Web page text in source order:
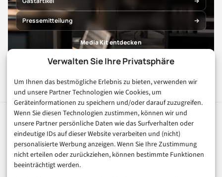
Verwalten Sie Ihre Privatsphäre
Um Ihnen das bestmögliche Erlebnis zu bieten, verwenden wir
und unsere Partner Technologien wie Cookies, um
Geräteinformationen zu speichern und/oder darauf zuzugreifen.
Wenn Sie diesen Technologien zustimmen, können wir und
unsere Partner persönliche Daten wie das Surfverhalten oder
eindeutige IDs auf dieser Website verarbeiten und (nicht)
personalisierte Werbung anzeigen. Wenn Sie Ihre Zustimmung
nicht erteilen oder zurückziehen, können bestimmte Funktionen
beeinträchtigt werden.
Pressemitteilung
Media Kit entdecken
digitalmagazin .de
Ihr Kompass für die digitale Welt. Fundierte Artikel zu
Digitalisierung, KI, E-Commerce, FinTech und Trends der
digitalen Wirtschaft.